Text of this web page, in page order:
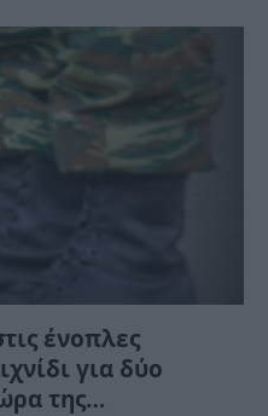
ένοπλες
για δύο
της…